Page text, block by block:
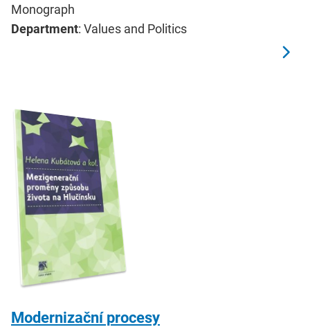
Monograph
Department: Values and Politics
Modernizační procesy